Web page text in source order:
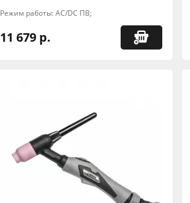
Режим работы: AC/DC ПВ;
11 679 р.